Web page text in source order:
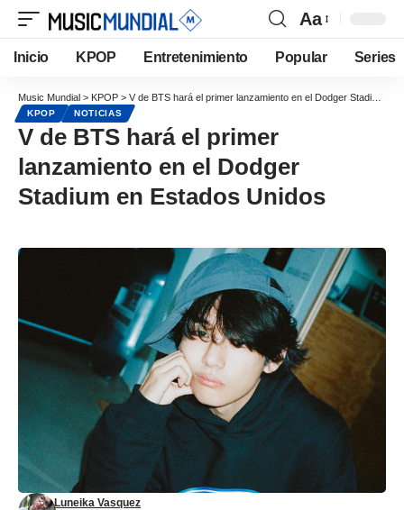
Aa
Inicio KPOP Entretenimiento Popular Series
Music Mundial > KPOP > V de BTS hará el primer lanzamiento en el Dodger Stadium en Estados Unidos
KPOP NOTICIAS
V de BTS hará el primer
lanzamiento en el Dodger
Stadium en Estados Unidos
Luneika Vasquez